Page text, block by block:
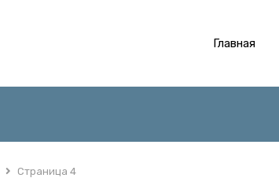
Главная
Страница 4